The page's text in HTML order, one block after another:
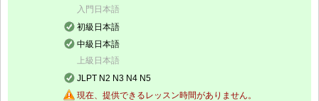
入門日本語
初級日本語
中級日本語
上級日本語
JLPT N2 N3 N4 N5
現在、提供できるレッスン時間がありません。